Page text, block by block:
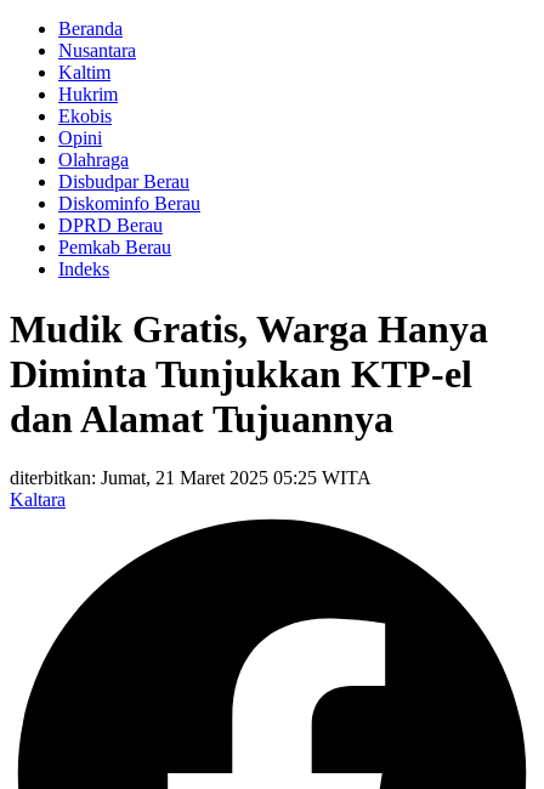
Beranda
Nusantara
Kaltim
Hukrim
Ekobis
Opini
Olahraga
Disbudpar Berau
Diskominfo Berau
DPRD Berau
Pemkab Berau
Indeks
Mudik Gratis, Warga Hanya
Diminta Tunjukkan KTP-el
dan Alamat Tujuannya
diterbitkan: Jumat, 21 Maret 2025 05:25 WITA
Kaltara